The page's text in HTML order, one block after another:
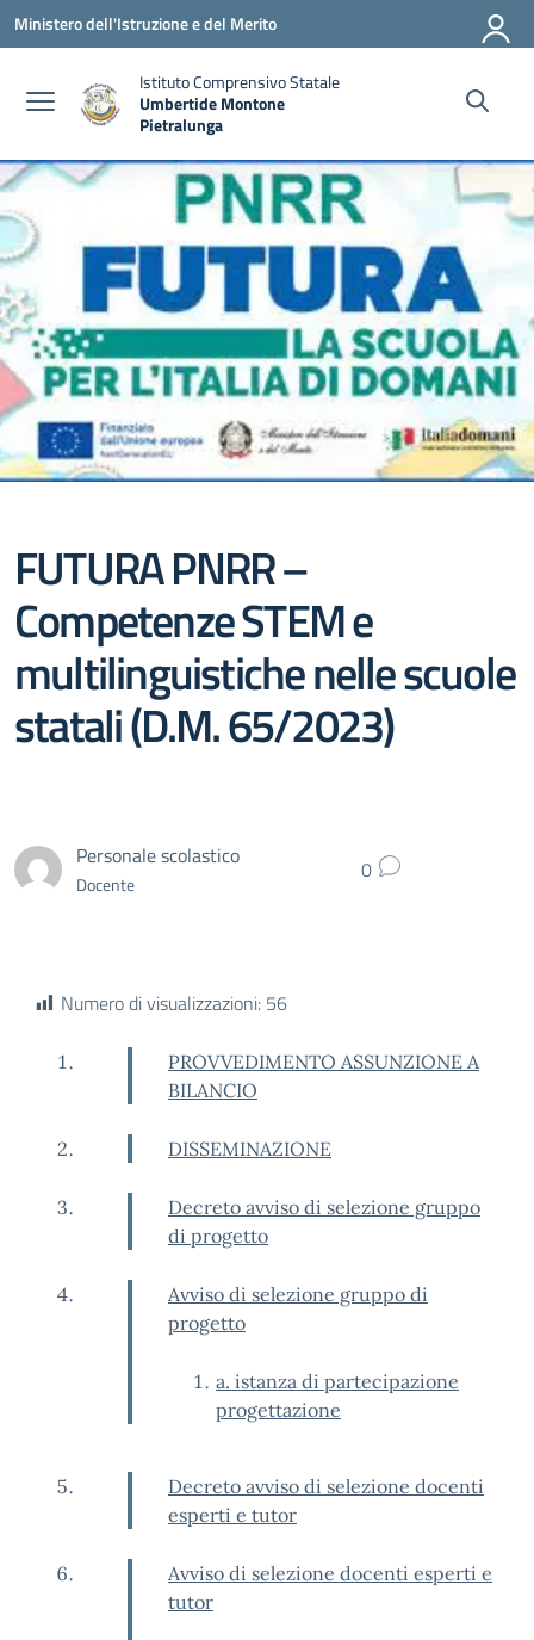
Vai ai contenuti
Vai al menu di navigazione
Vai al footer
Ministero dell'Istruzione e del Merito
Istituto Comprensivo Statale
Umbertide Montone
Pietralunga
FUTURA PNRR –
Competenze STEM e
multilinguistiche nelle scuole
statali (D.M. 65/2023)
Personale scolastico
Docente 0
Numero di visualizzazioni: 56
PROVVEDIMENTO ASSUNZIONE A
BILANCIO
DISSEMINAZIONE
Decreto avviso di selezione gruppo
di progetto
Avviso di selezione gruppo di
progetto
a. istanza di partecipazione
progettazione
Decreto avviso di selezione docenti
esperti e tutor
Avviso di selezione docenti esperti e
tutor